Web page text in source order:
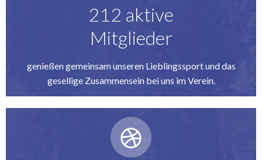
212 aktive
Mitglieder
genießen gemeinsam unseren Lieblingssport und das
gesellige Zusammensein bei uns im Verein.